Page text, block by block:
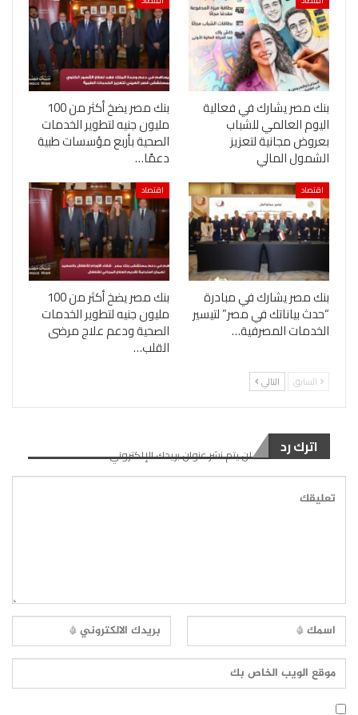
بنك مصر يشارك في فعالية
اليوم العالمي للشباب
بعروض مجانية لتعزيز
الشمول المالي
بنك مصر يضخ أكثر من 100
مليون جنيه لتطوير الخدمات
الصحية بأربع مؤسسات طبية
دعمًا…
اقتصاد
بنك مصر يشارك في مبادرة
“حدث بياناتك في مصر” لتيسير
الخدمات المصرفية…
اقتصاد
بنك مصر يضخ أكثر من 100
مليون جنيه لتطوير الخدمات
الصحية ودعم علاج مرضى
القلب…
السابق التالي
اترك رد لن يتم نشر عنوان بريدك الإلكتروني.